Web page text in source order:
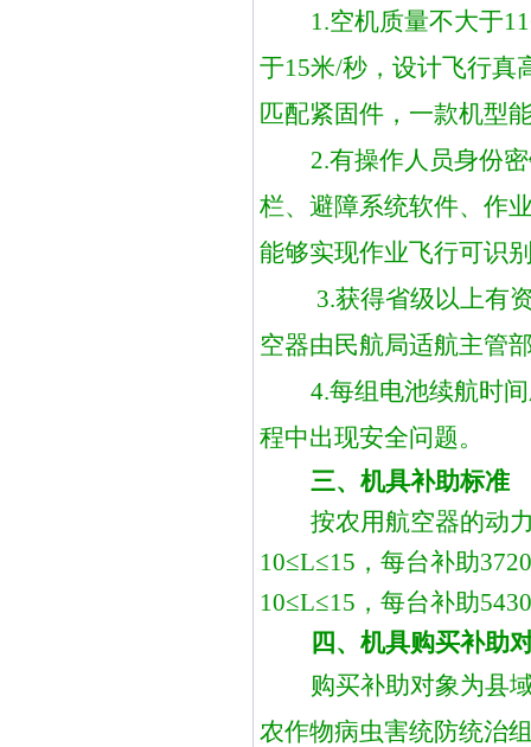
1.空机质量不大于
于15米/秒，设计飞行真
匹配紧固件，一款机型
2.有操作人员身份
栏、避障系统软件、作
能够实现作业飞行可识
3.获得省级以上有
空器由民航局适航主管
4.每组电池续航时
程中出现安全问题。
三、机具补助标准
按农用航空器的动
10≤L≤15，每台补助
10≤L≤15，每台补助
四、机具购买补助
购买补助对象为县
农作物病虫害统防统治